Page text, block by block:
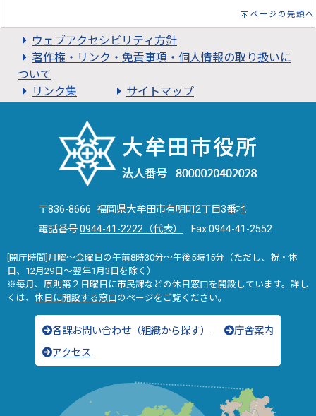
ページの先頭へ
ウェブアクセシビリティ方針
著作権・リンク・免責事項・個人情報の取り扱いに
ついて
リンク集
サイトマップ
〒836-8666 福岡県大牟田市有明町2丁目3番地
電話番号:0944-41-2222（代表） Fax:0944-41-2552
[開庁時間]月曜～金曜日の午前8時30分～午後5時15分（ただし、祝・休
日、12月29日～翌年1月3日を除く）
※毎月、原則第２日曜日に市民課などの休日窓口を開設しています。詳し
くは、 休日に開設する窓口のページをご覧ください。
各課お問い合わせ（組織から探す）
庁舎案内
アクセス